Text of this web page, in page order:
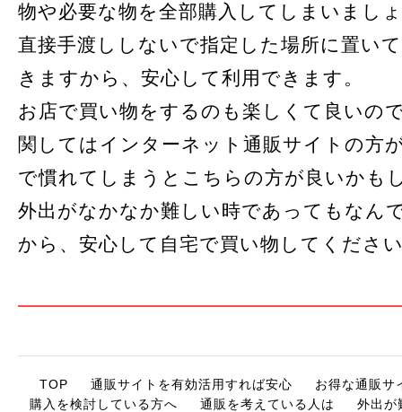
物や必要な物を全部購入してしまいまし
直接手渡ししないで指定した場所に置い
きますから、安心して利用できます。
お店で買い物をするのも楽しくて良いの
関してはインターネット通販サイトの方
で慣れてしまうとこちらの方が良いかも
外出がなかなか難しい時であってもなん
から、安心して自宅で買い物してくださ
TOP 通販サイトを有効活用すれば安心
お得な通販サ
購入を検討している方へ
通販を考えている人は
外出が